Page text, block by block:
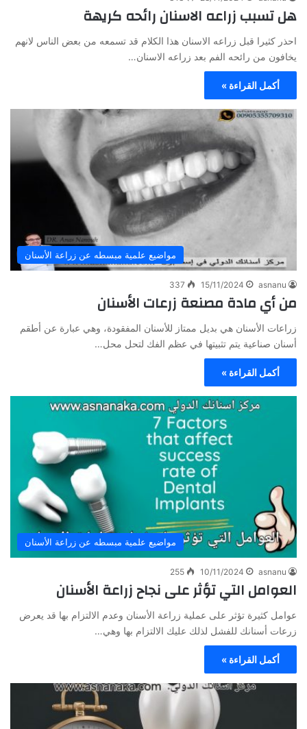
هل تسبب زراعه الاسنان رائحه كريهة
احذر كثيرا قبل زراعه الاسنان هذا الكلام قد تسمعه من بعض الناس لانهم
يخافون من رائحه الفم بعد زراعه الاسنان…
أكمل القراءة »
مواضيع علمية مبسطه عن زراعة الأسنان
asnanu
15/11/2024
337
من أي مادة مصنعة زرعات الأسنان
زراعات الأسنان هي بديل ممتاز للأسنان المفقودة، وهي عبارة عن أطقم
أسنان صناعية يتم تثبيتها في عظم الفك لتحل محل…
أكمل القراءة »
مواضيع علمية مبسطه عن زراعة الأسنان
asnanu
10/11/2024
255
العوامل التي تؤثر على نجاح زراعة الأسنان
عوامل كثيرة تؤثر على عملية زراعة الأسنان وعدم الالتزام بها قد يعرض
زرعات أسنانك للفشل لذلك عليك الالتزام بها وهي…
أكمل القراءة »